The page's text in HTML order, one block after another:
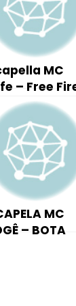
MC
– Free
DJ
MC
– BOTA